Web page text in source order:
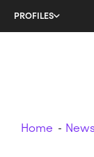
PROFILES
Home News